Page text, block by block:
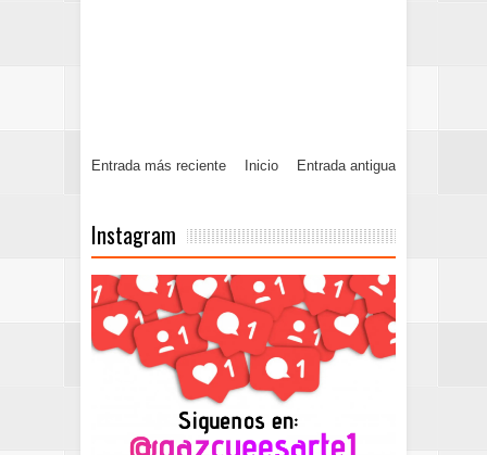
Entrada más reciente Entrada antigua
Inicio
Instagram